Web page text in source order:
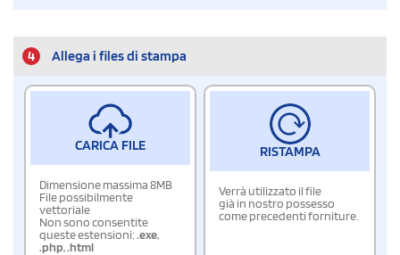
4 Allega i files di stampa
CARICA FILE
Dimensione massima 8MB
File possibilmente
vettoriale
Non sono consentite
queste estensioni:.exe,
.php,.html
RISTAMPA
Verrà utilizzato il file
già in nostro possesso
come precedenti forniture.